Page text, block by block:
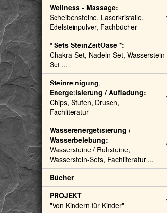
Wellness - Massage:
Scheibensteine, Laserkristalle,
Edelsteinpulver, Fachbücher
* Sets SteinZeitOase *:
Chakra-Set, Nadeln-Set, Wasserstein-
Set ...
Steinreinigung,
Energetisierung / Aufladung:
Chips, Stufen, Drusen,
Fachliteratur
Wasserenergetisierung /
Wasserbelebung:
Wassersteine / Rohsteine,
Wasserstein-Sets, Fachliteratur ...
Bücher
PROJEKT
"Von Kindern für Kinder"